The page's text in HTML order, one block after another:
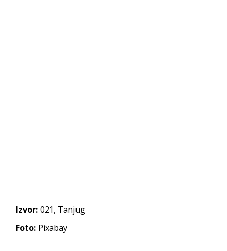
Izvor:021, Tanjug
Foto: Pixabay